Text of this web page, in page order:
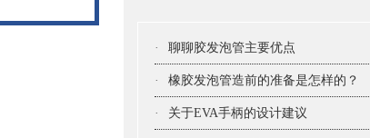
· 聊聊胶发泡管主要优点
· 橡胶发泡管造前的准备是怎样的？
· 关于EVA手柄的设计建议